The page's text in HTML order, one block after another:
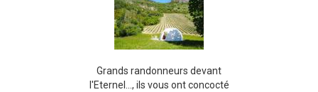
Grands randonneurs devant
l'Eternel..., ils vous ont concocté